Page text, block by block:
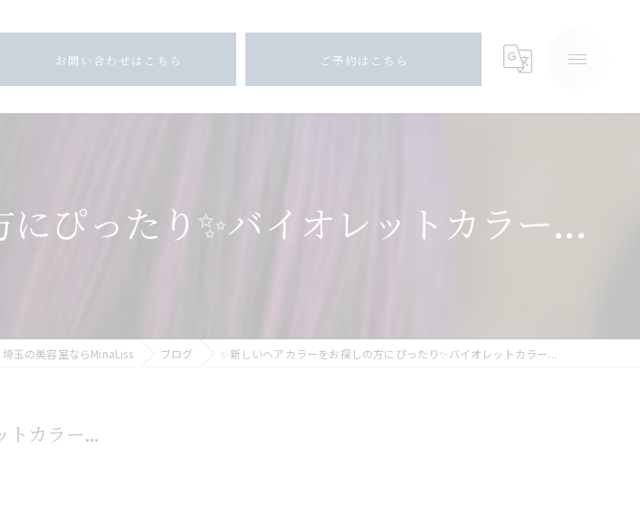
お問い合わせはこちら ご予約はこちら
ぴったり✨バイオレットカラー...
埼玉の美容室ならMinaLiss ブログ ✨新しいヘアカラーをお探しの方にぴったり✨バイオレットカラー...
トカラー...